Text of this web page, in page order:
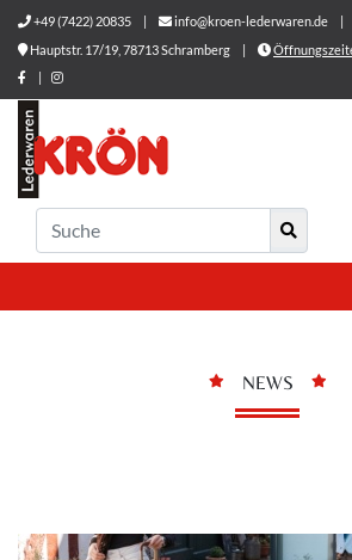
+49 (7422) 20835 | info@kroen-lederwaren.de
|
Hauptstr. 17/19, 78713 Schramberg
|
|
NEWS